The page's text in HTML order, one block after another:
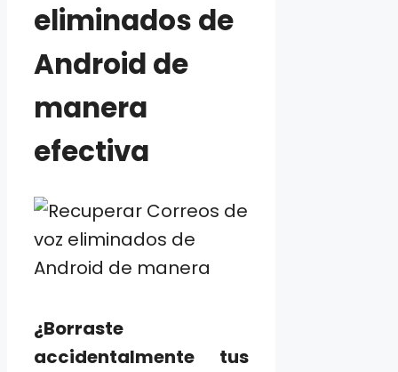
eliminados de
Android de
manera
efectiva
¿Borraste
accidentalmente tus